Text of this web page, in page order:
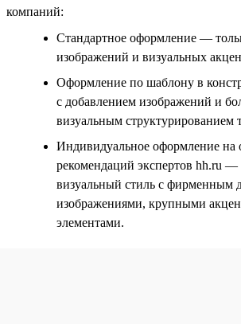
компаний:
Стандартное оформление —
изображений и визуальных
Оформление по шаблону в
с добавлением изображений и
визуальным структурированием
Индивидуальное оформление на
рекомендаций экспертов hh.ru
визуальный стиль с фирменным
изображениями, крупными
элементами.